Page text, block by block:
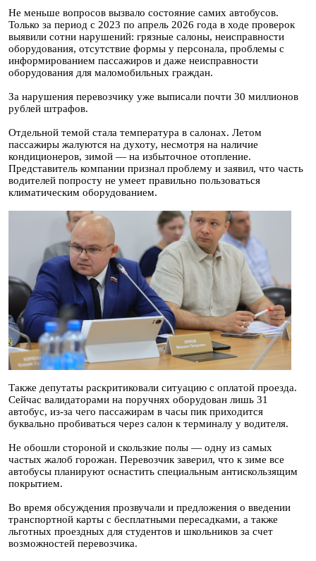
Не меньше вопросов вызвало состояние самих автобусов.
Только за период с 2023 по апрель 2026 года в ходе проверок
выявили сотни нарушений: грязные салоны, неисправности
оборудования, отсутствие формы у персонала, проблемы с
информированием пассажиров и даже неисправности
оборудования для маломобильных граждан.
За нарушения перевозчику уже выписали почти 30 миллионов
рублей штрафов.
Отдельной темой стала температура в салонах. Летом
пассажиры жалуются на духоту, несмотря на наличие
кондиционеров, зимой — на избыточное отопление.
Представитель компании признал проблему и заявил, что часть
водителей попросту не умеет правильно пользоваться
климатическим оборудованием.
Также депутаты раскритиковали ситуацию с оплатой проезда.
Сейчас валидаторами на поручнях оборудован лишь 31
автобус, из-за чего пассажирам в часы пик приходится
буквально пробиваться через салон к терминалу у водителя.
Не обошли стороной и скользкие полы — одну из самых
частых жалоб горожан. Перевозчик заверил, что к зиме все
автобусы планируют оснастить специальным антискользящим
покрытием.
Во время обсуждения прозвучали и предложения о введении
транспортной карты с бесплатными пересадками, а также
льготных проездных для студентов и школьников за счет
возможностей перевозчика.